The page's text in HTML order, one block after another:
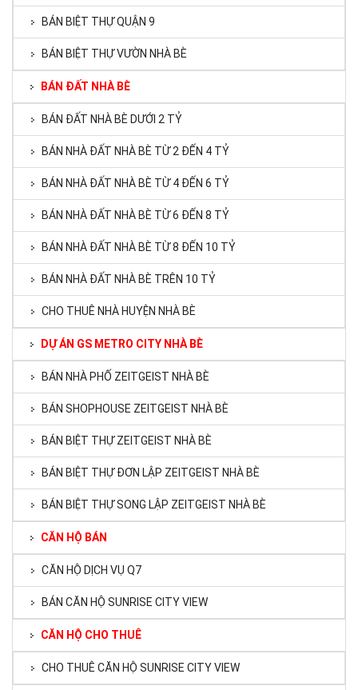
BÁN BIỆT THỰ QUẬN 9
BÁN BIỆT THỰ VƯỜN NHÀ BÈ
BÁN ĐẤT NHÀ BÈ
BÁN ĐẤT NHÀ BÈ DƯỚI 2 TỶ
BÁN NHÀ ĐẤT NHÀ BÈ TỪ 2 ĐẾN 4 TỶ
BÁN NHÀ ĐẤT NHÀ BÈ TỪ 4 ĐẾN 6 TỶ
BÁN NHÀ ĐẤT NHÀ BÈ TỪ 6 ĐẾN 8 TỶ
BÁN NHÀ ĐẤT NHÀ BÈ TỪ 8 ĐẾN 10 TỶ
BÁN NHÀ ĐẤT NHÀ BÈ TRÊN 10 TỶ
CHO THUÊ NHÀ HUYỆN NHÀ BÈ
DỰ ÁN GS METRO CITY NHÀ BÈ
BÁN NHÀ PHỐ ZEITGEIST NHÀ BÈ
BÁN SHOPHOUSE ZEITGEIST NHÀ BÈ
BÁN BIỆT THỰ ZEITGEIST NHÀ BÈ
BÁN BIỆT THỰ ĐƠN LẬP ZEITGEIST NHÀ BÈ
BÁN BIỆT THỰ SONG LẬP ZEITGEIST NHÀ BÈ
CĂN HỘ BÁN
CĂN HỘ DỊCH VỤ Q7
BÁN CĂN HỘ SUNRISE CITY VIEW
CĂN HỘ CHO THUÊ
CHO THUÊ CĂN HỘ SUNRISE CITY VIEW